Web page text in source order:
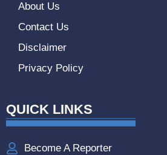
About Us
Contact Us
Disclaimer
Privacy Policy
QUICK LINKS
Become A Reporter